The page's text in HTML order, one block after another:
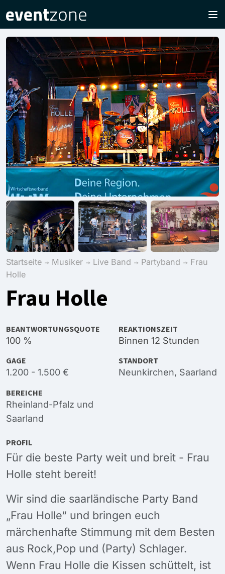
Startseite Musiker Live Band Partyband
Frau
Holle
Frau Holle
BEANTWORTUNGSQUOTE
100 %
REAKTIONSZEIT
Binnen 12 Stunden
GAGE
1.200 - 1.500 €
STANDORT
Neunkirchen, Saarland
BEREICHE
Rheinland-Pfalz und
Saarland
PROFIL
Für die beste Party weit und breit - Frau
Holle steht bereit!
Wir sind die saarländische Party Band
„Frau Holle“ und bringen euch
märchenhafte Stimmung mit dem Besten
aus Rock,Pop und (Party) Schlager.
Wenn Frau Holle die Kissen schüttelt, ist